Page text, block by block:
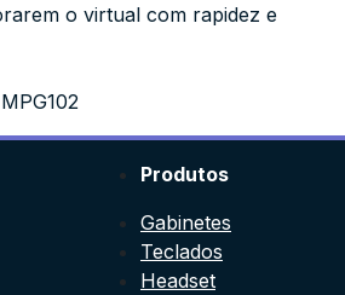
o virtual com rapidez e
Produtos
Gabinetes
Teclados
Headset